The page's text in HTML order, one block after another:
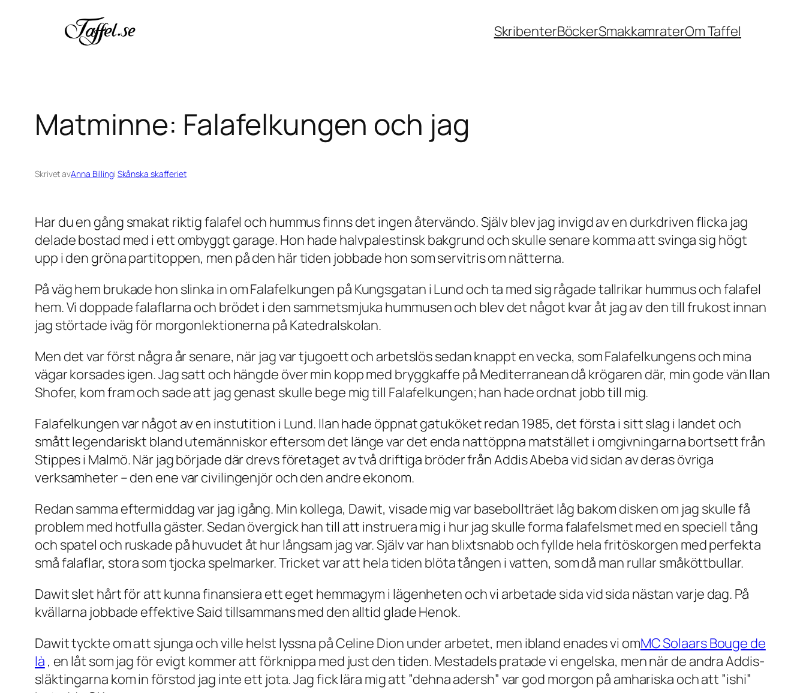
SkribenterBöckerSmakkamraterOm Taffel
Matminne: Falafelkungen och jag
Skrivet avAnna Billingi Skånska skafferiet
Har du en gång smakat riktig falafel och hummus finns det ingen återvändo. Själv blev jag invigd av en durkdriven flicka jag
delade bostad med i ett ombyggt garage. Hon hade halvpalestinsk bakgrund och skulle senare komma att svinga sig högt
upp i den gröna partitoppen, men på den här tiden jobbade hon som servitris om nätterna.
På väg hem brukade hon slinka in om Falafelkungen på Kungsgatan i Lund och ta med sig rågade tallrikar hummus och falafel
hem. Vi doppade falaflarna och brödet i den sammetsmjuka hummusen och blev det något kvar åt jag av den till frukost innan
jag störtade iväg för morgonlektionerna på Katedralskolan.
Men det var först några år senare, när jag var tjugoett och arbetslös sedan knappt en vecka, som Falafelkungens och mina
vägar korsades igen. Jag satt och hängde över min kopp med bryggkaffe på Mediterranean då krögaren där, min gode vän Ilan
Shofer, kom fram och sade att jag genast skulle bege mig till Falafelkungen; han hade ordnat jobb till mig.
Falafelkungen var något av en instutition i Lund. Ilan hade öppnat gatuköket redan 1985, det första i sitt slag i landet och
smått legendariskt bland utemänniskor eftersom det länge var det enda nattöppna matstället i omgivningarna bortsett från
Stippes i Malmö. När jag började där drevs företaget av två driftiga bröder från Addis Abeba vid sidan av deras övriga
verksamheter – den ene var civilingenjör och den andre ekonom.
Redan samma eftermiddag var jag igång. Min kollega, Dawit, visade mig var basebollträet låg bakom disken om jag skulle få
problem med hotfulla gäster. Sedan övergick han till att instruera mig i hur jag skulle forma falafelsmet med en speciell tång
och spatel och ruskade på huvudet åt hur långsam jag var. Själv var han blixtsnabb och fyllde hela fritöskorgen med perfekta
små falaflar, stora som tjocka spelmarker. Tricket var att hela tiden blöta tången i vatten, som då man rullar småköttbullar.
Dawit slet hårt för att kunna finansiera ett eget hemmagym i lägenheten och vi arbetade sida vid sida nästan varje dag. På
kvällarna jobbade effektive Said tillsammans med den alltid glade Henok.
Dawit tyckte om att sjunga och ville helst lyssna på Celine Dion under arbetet, men ibland enades vi omMC Solaars Bouge de
là , en låt som jag för evigt kommer att förknippa med just den tiden. Mestadels pratade vi engelska, men när de andra Addis-
släktingarna kom in förstod jag inte ett jota. Jag fick lära mig att ”dehna adersh” var god morgon på amhariska och att ”ishi”